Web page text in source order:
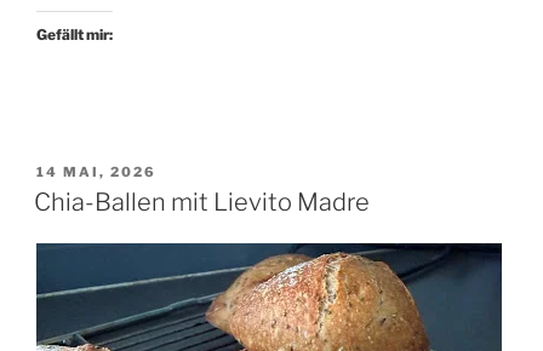
Gefällt mir:
VERÖFFENTLICHT
AM
14 MAI, 2026
Chia-Ballen mit Lievito Madre